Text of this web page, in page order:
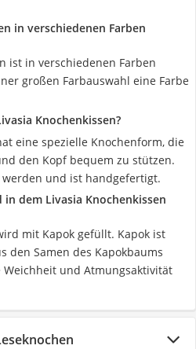
in verschiedenen Farben
ist in verschiedenen Farben
großen Farbauswahl eine Farbe
Knochenkissen?
eine spezielle Knochenform, die
den Kopf bequem zu stützen.
und ist handgefertigt.
dem Livasia Knochenkissen
mit Kapok gefüllt. Kapok ist
den Samen des Kapokbaums
und Atmungsaktivität